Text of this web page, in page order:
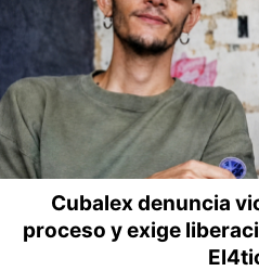
Cubalex denuncia
proceso y exige